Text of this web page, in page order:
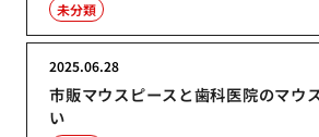
未分類
市販マウスピースと歯科医院のマウ
い
2025.06.28